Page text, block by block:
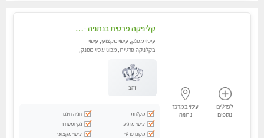
לפרטים
נוספים
עיסוי במרכז
נתניה
קליניקה פרטית בנתניה -מעסה איכותית לעיסוי מקצועי ומפנק לכל שרירי הגוף...
עיסוי מפנק, עיסוי מקצועי, עיסוי
בקלניקה פרטית, מכוני עיסוי מפנק,
זהב
מקלחת
חניה חינם
עיסוי מרגיע
נקי ומסודר
מקום פרטי
עיסוי מקצועי